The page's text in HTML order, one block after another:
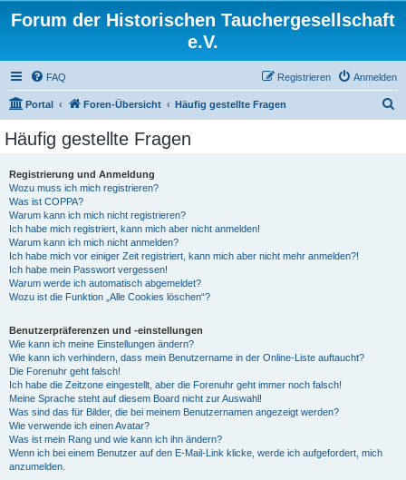
Forum der Historischen Tauchergesellschaft
e.V.
FAQ Anmelden
Registrieren
Portal Foren-Übersicht Häufig gestellte Fragen
Häufig gestellte Fragen
Registrierung und Anmeldung
Wozu muss ich mich registrieren?
Was ist COPPA?
Warum kann ich mich nicht registrieren?
Ich habe mich registriert, kann mich aber nicht anmelden!
Warum kann ich mich nicht anmelden?
Ich habe mich vor einiger Zeit registriert, kann mich aber nicht mehr anmelden?!
Ich habe mein Passwort vergessen!
Warum werde ich automatisch abgemeldet?
Wozu ist die Funktion „Alle Cookies löschen“?
Benutzerpräferenzen und -einstellungen
Wie kann ich meine Einstellungen ändern?
Wie kann ich verhindern, dass mein Benutzername in der Online-Liste auftaucht?
Die Forenuhr geht falsch!
Ich habe die Zeitzone eingestellt, aber die Forenuhr geht immer noch falsch!
Meine Sprache steht auf diesem Board nicht zur Auswahl!
Was sind das für Bilder, die bei meinem Benutzernamen angezeigt werden?
Wie verwende ich einen Avatar?
Was ist mein Rang und wie kann ich ihn ändern?
Wenn ich bei einem Benutzer auf den E-Mail-Link klicke, werde ich aufgefordert, mich
anzumelden.